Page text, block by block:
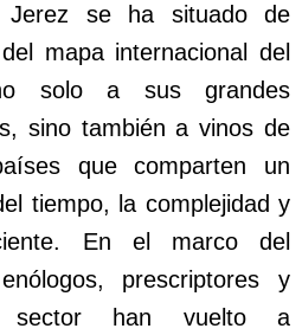
Jerez se ha situado de
mapa internacional del
solo a sus grandes
sino también a vinos de
que comparten un
tiempo, la complejidad y
En el marco del
prescriptores y
sector han vuelto a